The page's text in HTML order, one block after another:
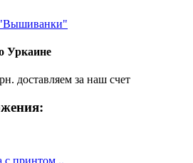
"Вышиванки"
Уркаине
доставляем за наш счет